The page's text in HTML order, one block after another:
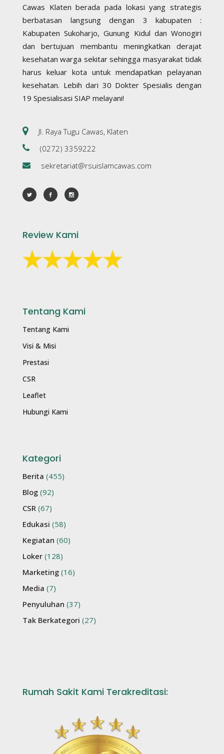
Cawas Klaten berada pada lokasi yang strategis
berbatasan langsung dengan 3 kabupaten :
Kabupaten Sukoharjo, Gunung Kidul dan Wonogiri
dan bertujuan membantu meningkatkan derajat
kesehatan warga sekitar sehingga masyarakat tidak
harus keluar kota untuk mendapatkan pelayanan
kesehatan. Lebih dari 30 Dokter Spesialis dengan
19 Spesialisasi SIAP melayani!
Jl. Raya Tugu Cawas, Klaten
(0272) 3359222
sekretariat@rsuislamcawas.com
Review Kami
Tentang Kami
Tentang Kami
Visi & Misi
Prestasi
CSR
Leaflet
Hubungi Kami
Kategori
Berita (455)
Blog (92)
CSR (67)
Edukasi (58)
Kegiatan (60)
Loker (128)
Marketing (16)
Media (7)
Penyuluhan (37)
Tak Berkategori (27)
Rumah Sakit Kami Terakreditasi: